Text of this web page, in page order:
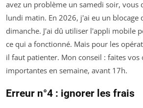
avez un problème un samedi soir, vous
lundi matin. En 2026, j'ai eu un blocage
dimanche. J'ai dû utiliser l'appli mobile
ce qui a fonctionné. Mais pour les
il faut patienter. Mon conseil : faites vos
importantes en semaine, avant 17h.
Erreur n°4 : ignorer les frais